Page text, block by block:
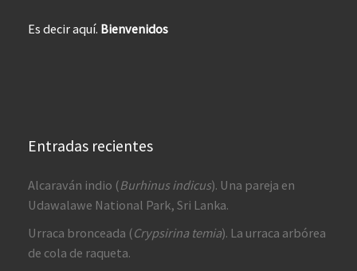
Es decir aquí. Bienvenidos
Entradas recientes
Alcaraván indio (Burhinus indicus). Una pareja en
Udawalawe National Park, Sri Lanka.
Urraca bronceada (Crypsirina temia). La urraca arbórea
de cola de raqueta.